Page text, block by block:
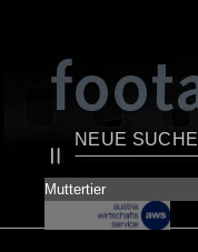
NEUE SUCHE